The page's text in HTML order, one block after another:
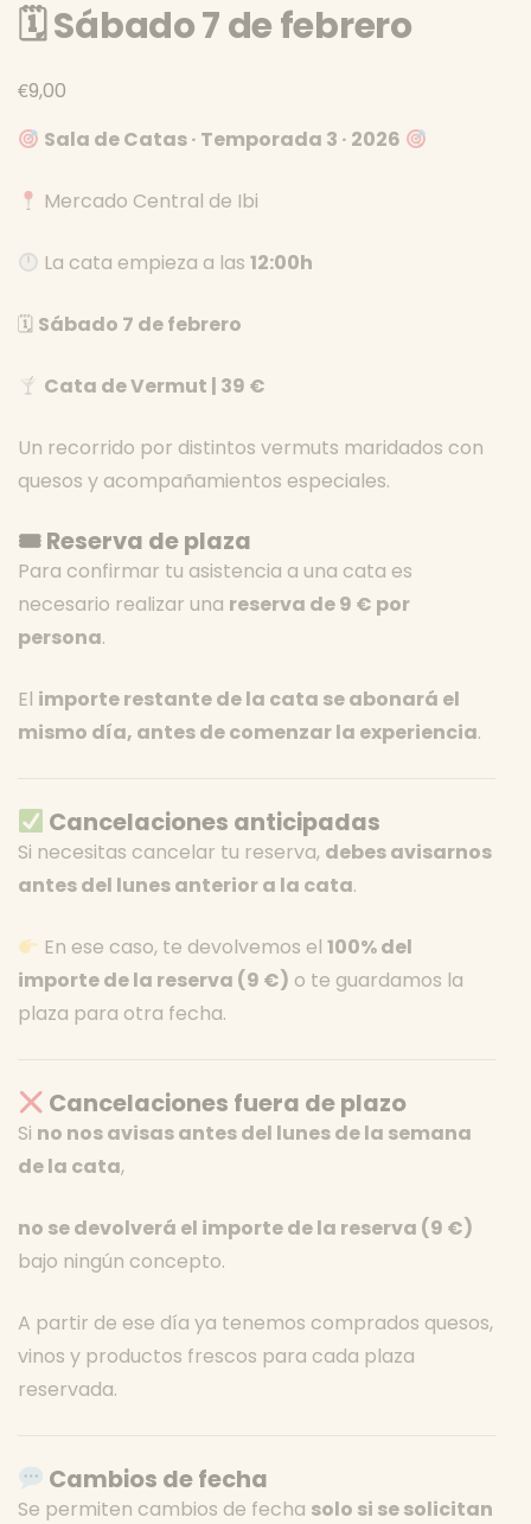
🗓 Sábado 7 de febrero
€9,00
Sala de Catas · Temporada 3 · 2026
Mercado Central de Ibi
La cata empieza a las12:00h
🗓 Sábado 7 de febrero
Cata de Vermut | 39 €
Un recorrido por distintos vermuts maridados con
quesos y acompañamientos especiales.
🎟 Reserva de plaza
Para confirmar tu asistencia a una cata es
necesario realizar una reserva de 9 € por
persona.
El importe restante de la cata se abonará el
mismo día, antes de comenzar la experiencia.
Cancelaciones anticipadas
Si necesitas cancelar tu reserva, debes avisarnos
antes del lunes anterior a la cata.
En ese caso, te devolvemos el100% del
importe de la reserva (9 €) o te guardamos la
plaza para otra fecha.
Cancelaciones fuera de plazo
Si no nos avisas antes del lunes de la semana
de la cata,
no se devolverá el importe de la reserva (9 €)
bajo ningún concepto.
A partir de ese día ya tenemos comprados quesos,
vinos y productos frescos para cada plaza
reservada.
Cambios de fecha
Se permiten cambios de fecha solo si se solicitan